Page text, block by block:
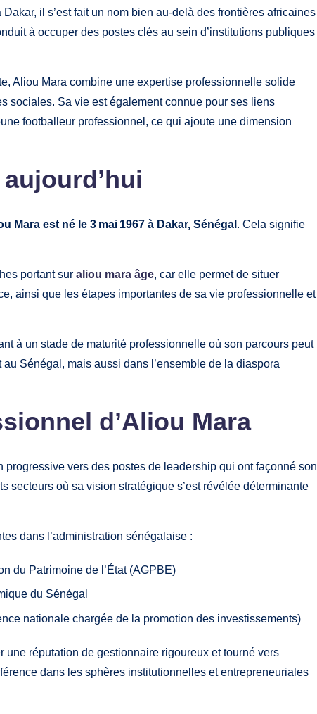
il s’est fait un nom bien au-delà des frontières africaines
à occuper des postes clés au sein d’institutions publiques
Aliou Mara combine une expertise professionnelle solide
sociales. Sa vie est également connue pour ses liens
footballeur professionnel, ce qui ajoute une dimension
aujourd’hui
Mara est né le 3 mai 1967 à Dakar, Sénégal . Cela signifie
portant sur aliou mara âge, car elle permet de situer
ainsi que les étapes importantes de sa vie professionnelle et
à un stade de maturité professionnelle où son parcours peut
Sénégal, mais aussi dans l’ensemble de la diaspora
d’Aliou Mara
progressive vers des postes de leadership qui ont façonné son
secteurs où sa vision stratégique s’est révélée déterminante
dans l’administration sénégalaise :
du Patrimoine de l’État (AGPBE)
du Sénégal
nationale chargée de la promotion des investissements)
une réputation de gestionnaire rigoureux et tourné vers
dans les sphères institutionnelles et entrepreneuriales